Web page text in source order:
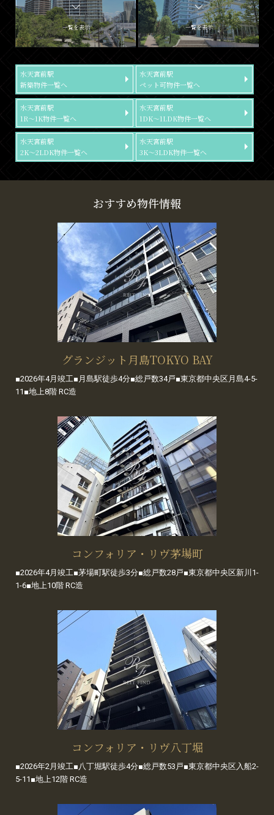
一覧を表示 一覧を表示
水天宮前駅
新築物件一覧へ
水天宮前駅
ペット可物件一覧へ
水天宮前駅
1R～1K物件一覧へ
水天宮前駅
1DK～1LDK物件一覧へ
水天宮前駅
2K～2LDK物件一覧へ
水天宮前駅
3K～3LDK物件一覧へ
おすすめ物件情報
グランジット月島TOKYO BAY
■2026年4月竣工■月島駅徒歩4分■総戸数34戸■東京都中央区月島4-5-
11■地上8階 RC造
コンフォリア・リヴ茅場町
■2026年4月竣工■茅場町駅徒歩3分■総戸数28戸■東京都中央区新川1-
1-6■地上10階 RC造
コンフォリア・リヴ八丁堀
■2026年2月竣工■八丁堀駅徒歩4分■総戸数53戸■東京都中央区入船2-
5-11■地上12階 RC造